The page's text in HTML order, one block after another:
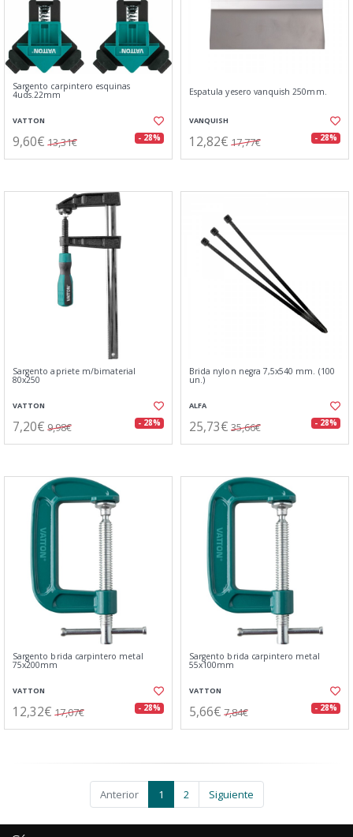
Sargento carpintero esquinas
4uds.22mm
VATTON
9,60€ 13,31€ - 28%
Espatula yesero vanquish 250mm.
VANQUISH
12,82€ 17,77€ - 28%
Sargento apriete m/bimaterial
80x250
VATTON
7,20€ 9,98€ - 28%
Brida nylon negra 7,5x540 mm. (100
un.)
ALFA
25,73€ 35,66€ - 28%
Sargento brida carpintero metal
75x200mm
VATTON
12,32€ 17,07€ - 28%
Sargento brida carpintero metal
55x100mm
VATTON
5,66€ 7,84€ - 28%
Anterior 1 2 Siguiente